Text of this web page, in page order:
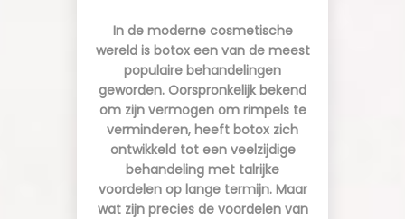
In de moderne cosmetische
wereld is botox een van de meest
populaire behandelingen
geworden. Oorspronkelijk bekend
om zijn vermogen om rimpels te
verminderen, heeft botox zich
ontwikkeld tot een veelzijdige
behandeling met talrijke
voordelen op lange termijn. Maar
wat zijn precies de voordelen van